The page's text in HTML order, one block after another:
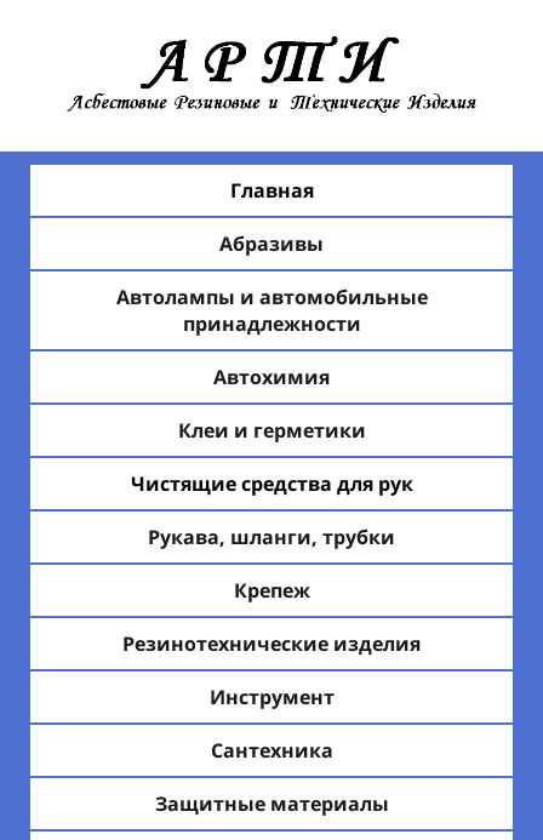
Главная
Абразивы
Автолампы и автомобильные
принадлежности
Автохимия
Клеи и герметики
Чистящие средства для рук
Рукава, шланги, трубки
Крепеж
Резинотехнические изделия
Инструмент
Сантехника
Защитные материалы